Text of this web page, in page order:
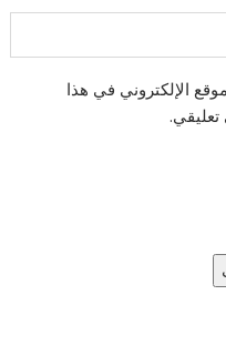
الإلكتروني في هذا
تعليقي.